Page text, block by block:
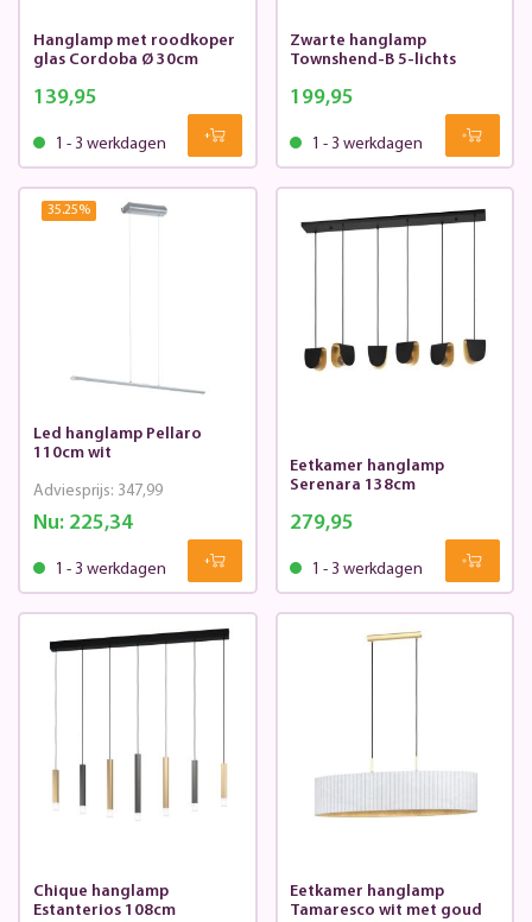
Hanglamp met roodkoper
glas Cordoba Ø 30cm
139,95
1 - 3 werkdagen
Zwarte hanglamp
Townshend-B 5-lichts
199,95
1 - 3 werkdagen
35.25%
Led hanglamp Pellaro
110cm wit
Nu:225,34
Adviesprijs: 347,99
1 - 3 werkdagen
Eetkamer hanglamp
Serenara 138cm
279,95
1 - 3 werkdagen
Chique hanglamp
Estanterios 108cm
Eetkamer hanglamp
Tamaresco wit met goud